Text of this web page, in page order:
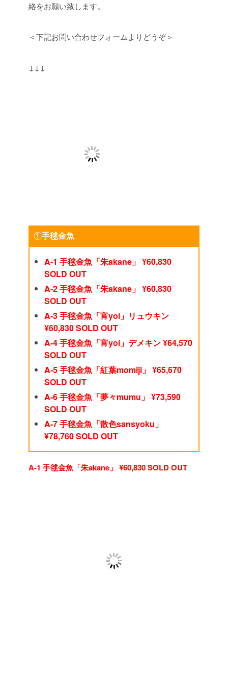
絡をお願い致します。
＜下記お問い合わせフォームよりどうぞ＞
↓↓↓
①手毬金魚
A-1 手毬金魚「朱akane」 ¥60,830
SOLD OUT
A-2 手毬金魚「朱akane」 ¥60,830
SOLD OUT
A-3 手毬金魚「宵yoi」リュウキン
¥60,830 SOLD OUT
A-4 手毬金魚「宵yoi」デメキン ¥64,570
SOLD OUT
A-5 手毬金魚「紅葉momiji」 ¥65,670
SOLD OUT
A-6 手毬金魚「夢々mumu」 ¥73,590
SOLD OUT
A-7 手毬金魚「散色sansyoku」
¥78,760 SOLD OUT
A-1 手毬金魚「朱akane」 ¥60,830 SOLD OUT